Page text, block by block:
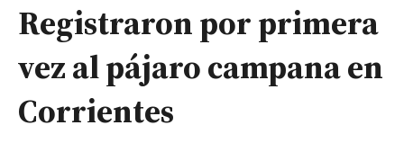
Registraron por primera
vez al pájaro campana en
Corrientes